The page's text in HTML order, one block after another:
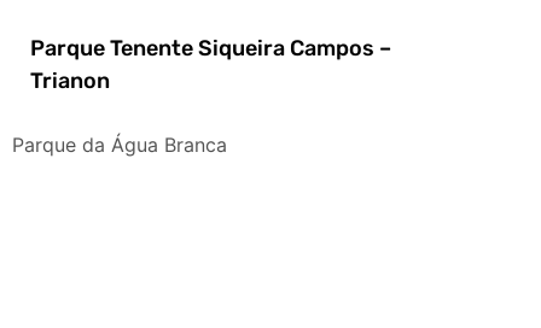
Parque Tenente Siqueira Campos –
Trianon
Parque da Água Branca